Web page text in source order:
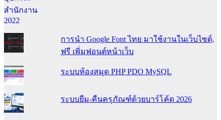
การนำ Google Font ไทย มาใช้งานในเว็บไซต์,
ฟรี เพิ่มฟอนต์หน้าเว็บ
ระบบห้องสมุด PHP PDO MySQL
ระบบยืม-คืนครุภัณฑ์ด้วยบาร์โค้ด 2026